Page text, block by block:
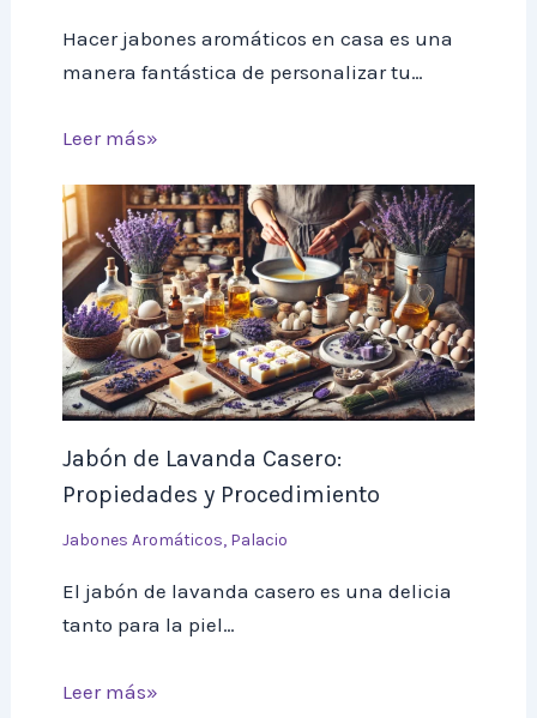
Hacer jabones aromáticos en casa es una
manera fantástica de personalizar tu…
Leer más»
Jabón de Lavanda Casero:
Propiedades y Procedimiento
Jabones Aromáticos, Palacio
El jabón de lavanda casero es una delicia
tanto para la piel…
Leer más»